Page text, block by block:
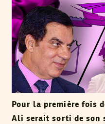
Pour la première fois
Ali serait sorti de son